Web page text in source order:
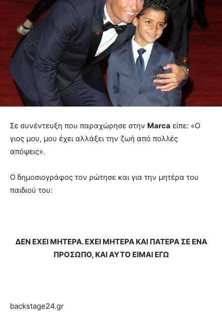
Σε συνέντευξη που παραχώρησε στην Marca είπε: «Ο
γιος μου, μου έχει αλλάξει την ζωή από πολλές
απόψεις».
Ο δημοσιογράφος τον ρώτησε και για την μητέρα του
παιδιού του:
ΔΕΝ ΕΧΕΙ ΜΗΤΕΡΑ. ΕΧΕΙ ΜΗΤΕΡΑ ΚΑΙ ΠΑΤΕΡΑ ΣΕ ΕΝΑ
ΠΡΟΣΩΠΟ, ΚΑΙ ΑΥΤΟ ΕΙΜΑΙ ΕΓΩ
backstage24.gr